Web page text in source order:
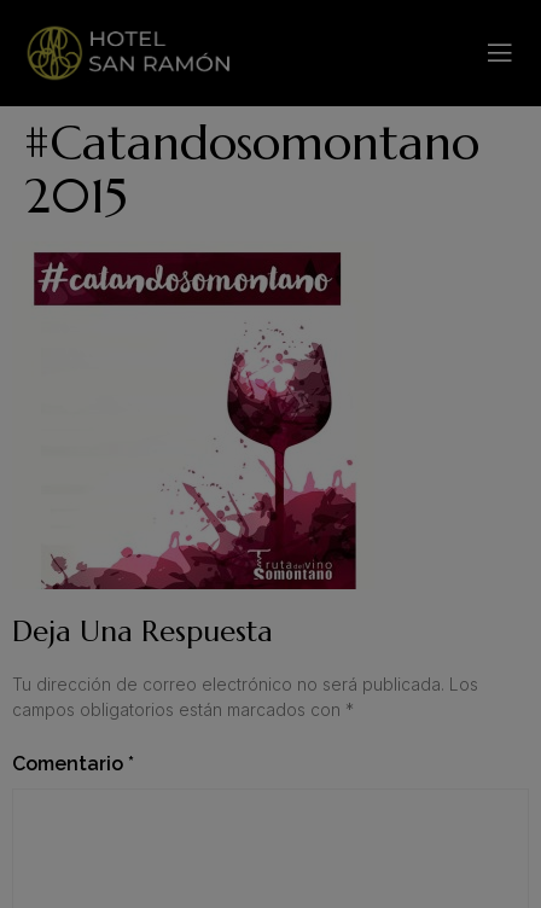
#catandosomontano
2015
Deja Una Respuesta
Tu dirección de correo electrónico no será publicada. Los
campos obligatorios están marcados con *
Comentario *